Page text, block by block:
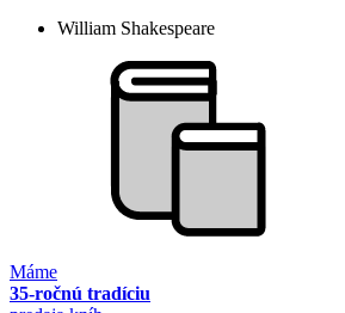
William Shakespeare
Máme
35-ročnú tradíciu